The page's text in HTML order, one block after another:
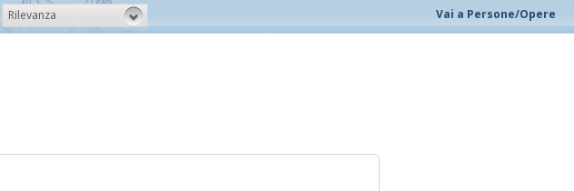
Rilevanza Vai a Persone/Opere